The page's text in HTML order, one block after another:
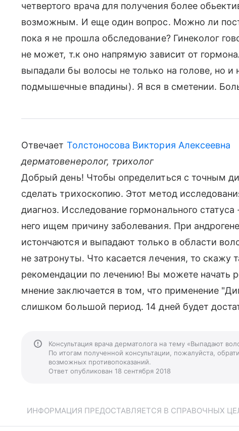
четвертого врача для получения более
возможным. И еще один вопрос. Можно ли
пока я не прошла обследование? Гинеколог
не может, т.к оно напрямую зависит от
выпадали бы волосы не только на голове, но и
подмышечные впадины). Я вся в сметении.
Отвечает Толстоносова Виктория Алексеевна
дерматовенеролог, трихолог
Добрый день! Чтобы определиться с точным
сделать трихоскопию. Этот метод
диагноз. Исследование гормонального
него ищем причину заболевания. При
истончаются и выпадают только в области
не затронуты. Что касается лечения, то скажу
рекомендации по лечению! Вы можете начать
мнение заключается в том, что применение
слишком большой период. 14 дней будет
Консультация врача дерматолога на тему «Выпадают
По итогам полученной консультации, пожалуйста,
возможных противопоказаний.
Ответ опубликован 18 сентября 2018
ИНФОРМАЦИЯ ПРЕДОСТАВЛЯЕТСЯ В СПРАВОЧНЫХ